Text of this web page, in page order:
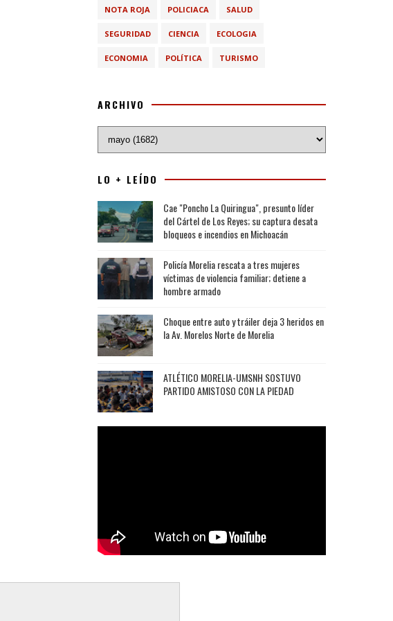
NOTA ROJA POLICIACA SALUD
SEGURIDAD CIENCIA ECOLOGIA
ECONOMIA POLÍTICA TURISMO
ARCHIVO
LO + LEÍDO
Cae "Poncho La Quiringua", presunto líder
del Cártel de Los Reyes; su captura desata
bloqueos e incendios en Michoacán
Policía Morelia rescata a tres mujeres
víctimas de violencia familiar; detiene a
hombre armado
Choque entre auto y tráiler deja 3 heridos en
la Av. Morelos Norte de Morelia
ATLÉTICO MORELIA-UMSNH SOSTUVO
PARTIDO AMISTOSO CON LA PIEDAD